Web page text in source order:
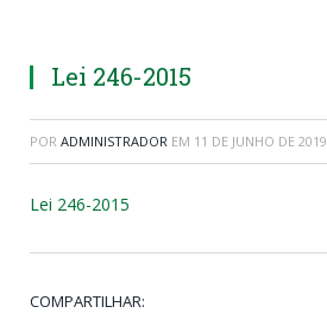
Lei 246-2015
POR ADMINISTRADOR EM 11 DE JUNHO DE 2019
Lei 246-2015
COMPARTILHAR: